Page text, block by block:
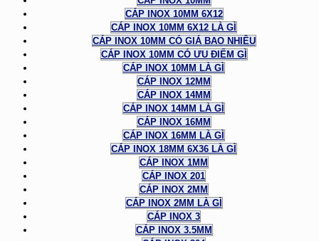
CÁP INOX 10MM 6X12
CÁP INOX 10MM 6X12 LÀ GÌ
CÁP INOX 10MM CÓ GIÁ BAO NHIÊU
CÁP INOX 10MM CÓ ƯU ĐIỂM GÌ
CÁP INOX 10MM LÀ GÌ
CÁP INOX 12MM
CÁP INOX 14MM
CÁP INOX 14MM LÀ GÌ
CÁP INOX 16MM
CÁP INOX 16MM LÀ GÌ
CÁP INOX 18MM 6X36 LÀ GÌ
CÁP INOX 1MM
CÁP INOX 201
CÁP INOX 2MM
CÁP INOX 2MM LÀ GÌ
CÁP INOX 3
CÁP INOX 3.5MM